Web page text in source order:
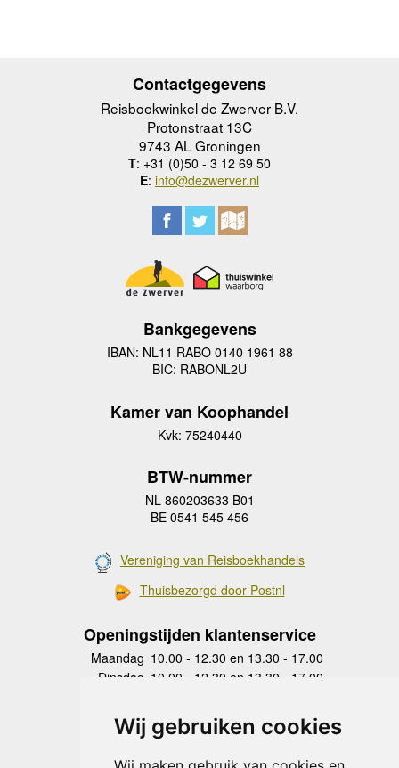
Wij gebruiken cookies
Contactgegevens
Reisboekwinkel de Zwerver B.V.
Protonstraat 13C
9743 AL Groningen
T: +31 (0)50 - 3 12 69 50
E: info@dezwerver.nl
Bankgegevens
IBAN: NL11 RABO 0140 1961 88
BIC: RABONL2U
Kamer van Koophandel
Kvk: 75240440
BTW-nummer
NL 860203633 B01
BE 0541 545 456
Vereniging van Reisboekhandels
Thuisbezorgd door Postnl
Openingstijden klantenservice
Maandag 10.00 - 12.30 en 13.30 - 17.00
Dinsdag 10.00 - 12.30 en 13.30 - 17.00
Donderdag
10.00 - 12.30 en 13.30 - 17.00
Vrijdag 10.00 - 12.30 en 13.30 - 17.00
Zaterdag
gesloten